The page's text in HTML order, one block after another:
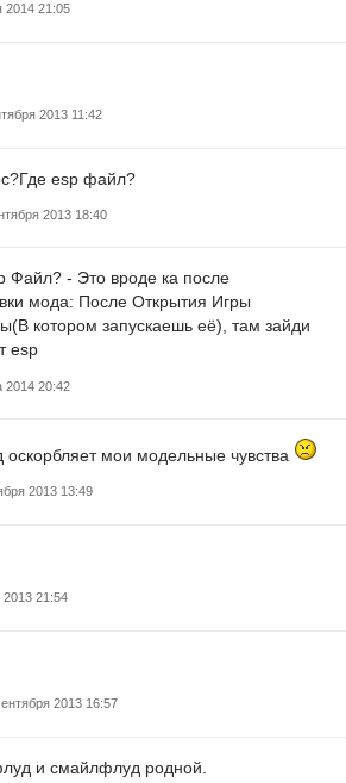
2014 21:05
2013 11:42
esp файл?
2013 18:40
Файл? - Это вроде ка после
мода: После Открытия Игры
котором запускаешь её), там зайди
esp
2014 20:42
мои модельные чувства
2013 13:49
2013 21:54
2013 16:57
и смайлфлуд родной.